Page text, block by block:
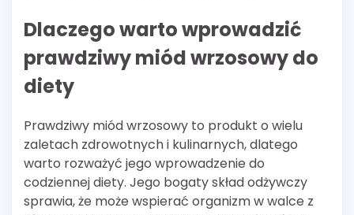
Dlaczego warto wprowadzić
prawdziwy miód wrzosowy do
diety
Prawdziwy miód wrzosowy to produkt o wielu
zaletach zdrowotnych i kulinarnych, dlatego
warto rozważyć jego wprowadzenie do
codziennej diety. Jego bogaty skład odżywczy
sprawia, że może wspierać organizm w walce z